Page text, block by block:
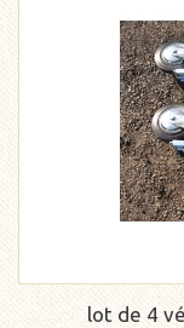
lot de 4